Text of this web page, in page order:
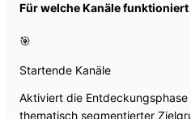
Für welche Kanäle funktioniert
🎯
Startende Kanäle
Aktiviert die
thematisch segmentierter